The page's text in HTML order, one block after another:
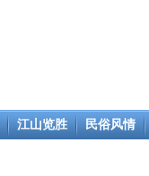
江山览胜 民俗风情